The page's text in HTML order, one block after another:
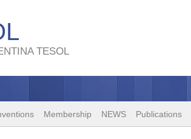
TESOL
Membership NEWS Publications